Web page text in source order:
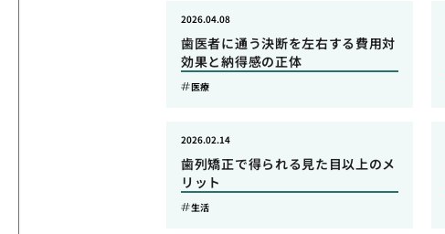
歯医者に通う決断を左右する費用対
効果と納得感の正体
2026.04.08
医療
歯列矯正で得られる見た目以上のメ
リット
2026.02.14
生活